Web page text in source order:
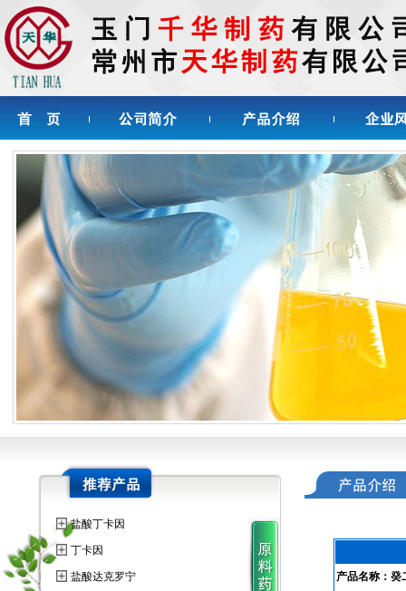
盐酸丁卡因
丁卡因
盐酸达克罗宁
产品名称：癸